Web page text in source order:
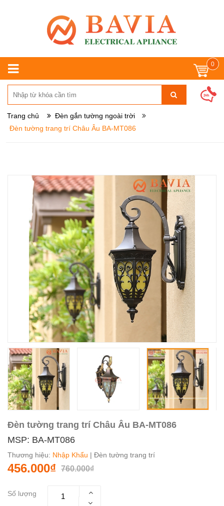
0
Trang chủ
Đèn gắn tường ngoài trời
Đèn tường trang trí Châu Âu BA-MT086
Đèn tường trang trí Châu Âu BA-MT086
MSP: BA-MT086
Thương hiệu: Nhập Khẩu | Đèn tường trang trí
456.000₫ 760.000₫
Số lượng